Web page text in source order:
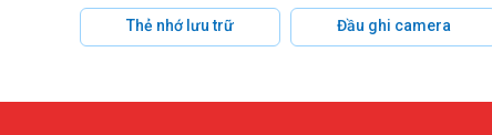
Thẻ nhớ lưu trữ Đầu ghi camera